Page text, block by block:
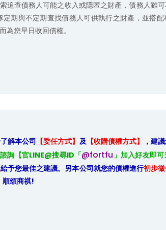
期與不定期查找債務人可供執行之財產，並搭
為您早日收回債權。
解本公司 【委任方式】 及【收購債權方式】
，建
詢【官LINE@搜尋ID「@fortfu」加入好友即可
給予您最佳之建議。另本公司就您的債權進行初步
順頌商祺!